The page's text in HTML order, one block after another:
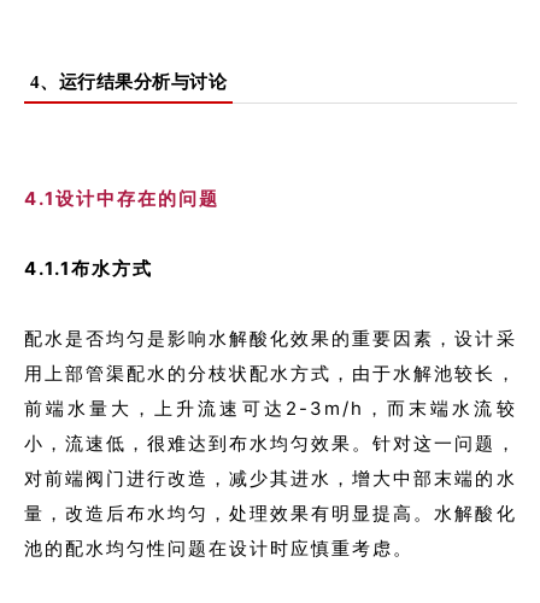
4、运行结果分析与讨论
4.1设计中存在的问题
4.1.1布水方式
配水是否均匀是影响水解酸化效果的重要因素，设计采
用上部管渠配水的分枝状配水方式，由于水解池较长，
前端水量大，上升流速可达2-3m/h，而末端水流较
小，流速低，很难达到布水均匀效果。针对这一问题，
对前端阀门进行改造，减少其进水，增大中部末端的水
量，改造后布水均匀，处理效果有明显提高。水解酸化
池的配水均匀性问题在设计时应慎重考虑。